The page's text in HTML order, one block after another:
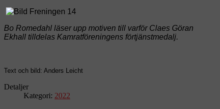
Bo Romedahl läser upp motiven till varför Claes Göran
Ekhall tilldelas Kamratföreningens förtjänstmedalj.
Text och bild: Anders Leicht
Detaljer
Kategori: 2022